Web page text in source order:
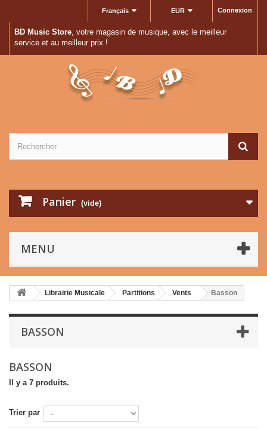
Connexion
EUR
Français
BD Music Store, votre magasin de musique, avec le meilleur
service et au meilleur prix !
Panier (vide)
MENU
Librairie Musicale Partitions Vents Basson
BASSON
BASSON
Il y a 7 produits.
Trier par